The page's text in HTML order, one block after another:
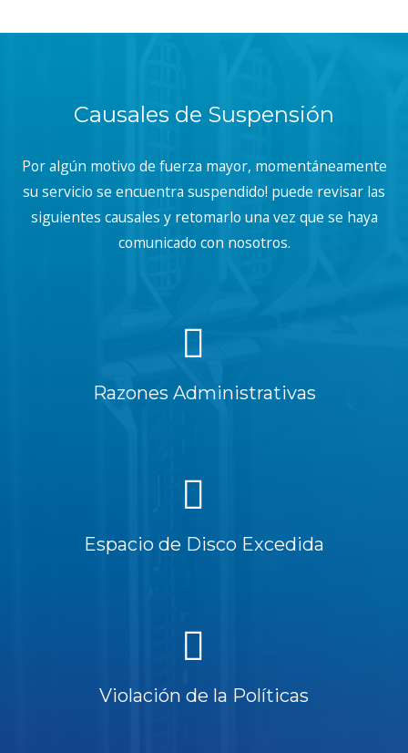
Causales de Suspensión
Por algún motivo de fuerza mayor, momentáneamente
su servicio se encuentra suspendido! puede revisar las
siguientes causales y retomarlo una vez que se haya
comunicado con nosotros.
Razones Administrativas
Espacio de Disco Excedida
Violación de la Políticas